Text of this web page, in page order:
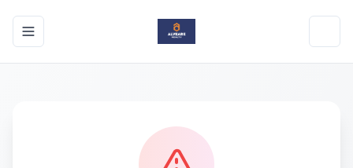
Toggle navigation menu